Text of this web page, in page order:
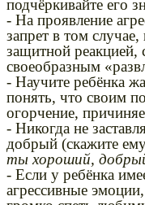
подчёркивайте его
- На проявление
запрет в том случае,
защитной реакцией,
своеобразным
- Научите ребёнка
понять, что своим
огорчение,
- Никогда не
добрый (скажите
ты хороший,
- Если у ребёнка
агрессивные